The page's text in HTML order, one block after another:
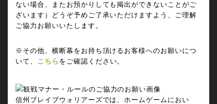
ない場合、またお預かりしても掲出ができないことがご
ざいます）どうぞ予めご了承いただけますよう、ご理解
ご協力お願いいたします。
※その他、横断幕をお持ち頂けるお客様へのお願いにつ
いて、 こちらをご確認ください。
信州ブレイブウォリアーズでは、ホームゲームにおい